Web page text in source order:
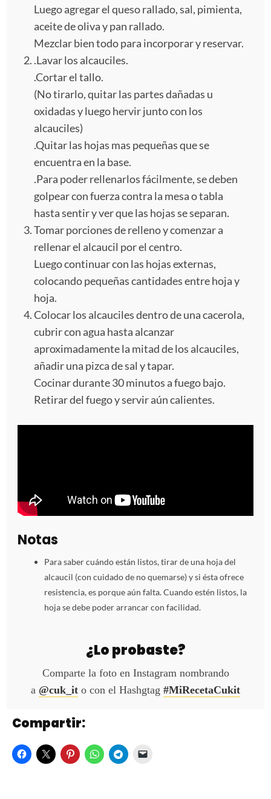
Luego agregar el queso rallado, sal, pimienta,
aceite de oliva y pan rallado.
Mezclar bien todo para incorporar y reservar.
.Lavar los alcauciles.
.Cortar el tallo.
(No tirarlo, quitar las partes dañadas u
oxidadas y luego hervir junto con los
alcauciles)
.Quitar las hojas mas pequeñas que se
encuentra en la base.
.Para poder rellenarlos fácilmente, se deben
golpear con fuerza contra la mesa o tabla
hasta sentir y ver que las hojas se separan.
Tomar porciones de relleno y comenzar a
rellenar el alcaucil por el centro.
Luego continuar con las hojas externas,
colocando pequeñas cantidades entre hoja y
hoja.
Colocar los alcauciles dentro de una cacerola,
cubrir con agua hasta alcanzar
aproximadamente la mitad de los alcauciles,
añadir una pizca de sal y tapar.
Cocinar durante 30 minutos a fuego bajo.
Retirar del fuego y servir aún calientes.
Notas
Para saber cuándo están listos, tirar de una hoja del
alcaucil (con cuidado de no quemarse) y si ésta ofrece
resistencia, es porque aún falta. Cuando estén listos, la
hoja se debe poder arrancar con facilidad.
¿Lo probaste?
Comparte la foto en Instagram nombrando
a @cuk_it o con el Hashgtag #MiRecetaCukit
Compartir: